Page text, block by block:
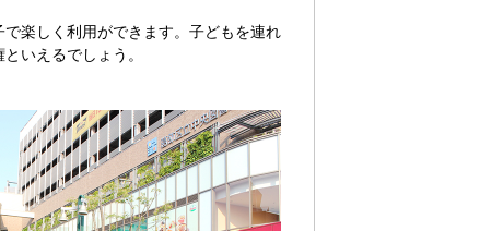
楽しく利用ができます。子どもを連れ
いえるでしょう。